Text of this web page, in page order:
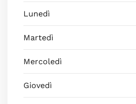
Lunedì
Martedì
Mercoledì
Giovedì